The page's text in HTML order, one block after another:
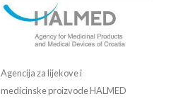
Agencija za lijekove i
medicinske proizvode HALMED